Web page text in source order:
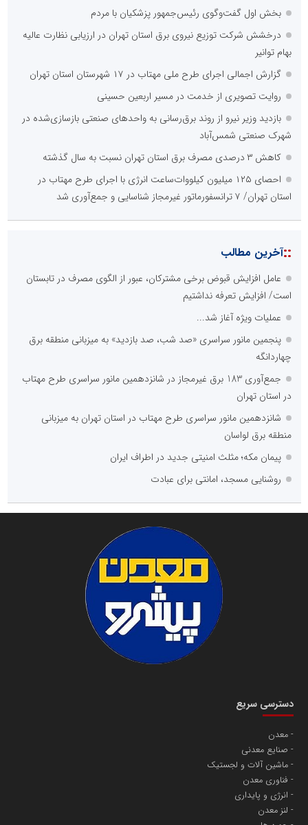
بخش اول گفت‌وگوی رئیس‌جمهور پزشکیان با مردم
درخشش شرکت توزیع نیروی برق استان تهران در ارزیابی نظارت عالیه
بهام توانیر
گزارش اجمالی اجرای طرح ملی مهتاب در ۱۷ شهرستان استان تهران
روایت تصویری از خدمت در مسیر اربعین حسینی
بازدید وزیر نیرو از روند برق‌رسانی به واحدهای صنعتی بازسازی‌شده در
شهرک صنعتی شمس‌آباد
کاهش ۳ درصدی مصرف برق استان تهران نسبت به سال گذشته
احصای ۱۲۵ میلیون کیلووات‌ساعت انرژی با اجرای طرح مهتاب در
استان تهران/ ۷ ترانسفورماتور غیرمجاز شناسایی و جمع‌آوری شد
::آخرین مطالب
عامل افزایش قبوض برخی مشترکان، عبور از الگوی مصرف در تابستان
است/ افزایش تعرفه نداشتیم
عملیات ویژه آغاز شد...
پنجمین مانور سراسری «صد شب، صد بازدید» به میزبانی منطقه برق
چهاردانگه
جمع‌آوری 183 برق غیرمجاز در شانزدهمین مانور سراسری طرح مهتاب
در استان تهران
شانزدهمین مانور سراسری طرح مهتاب در استان تهران به میزبانی
منطقه برق لواسان
پیمان مکه؛ مثلث امنیتی جدید در اطراف ایران
روشنایی مسجد، امانتی برای عبادت
دسترسی سریع
معدن
صنایع معدنی
ماشین آلات و لجستیک
فناوری معدن
انرژی و پایداری
لنز معدن